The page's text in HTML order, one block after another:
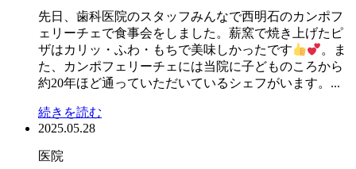
先日、歯科医院のスタッフみんなで西明石のカンポフ
ェリーチェで食事会をしました。薪窯で焼き上げたピ
ザはカリッ・ふわ・もちで美味しかったです
。ま
た、カンポフェリーチェには当院に子どものころから
約20年ほど通っていただいているシェフがいます。...
続きを読む
2025.05.28
医院